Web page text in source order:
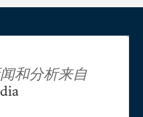
和分析来自